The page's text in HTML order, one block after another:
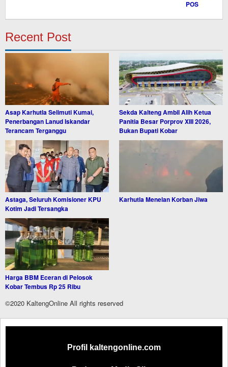
Recent Post
Asap Karhutla Selimuti Kumai,
Penerbangan Lanud Iskandar
Terancam Terganggu
Sekda Kalteng Ambil Alih Ketua
Panitia Besar Porprov XIII 2026,
Bukan Bupati Kobar
Astaga, Seluruh Komisioner KPU
Kotim Jadi Tersangka
Karhutla Menelan Korban Jiwa
Harga BBM Eceran di Pelosok
Kobar Tembus Rp 25 Ribu
©2020 KaltengOnline All rights reserved
Profil kaltengonline.com